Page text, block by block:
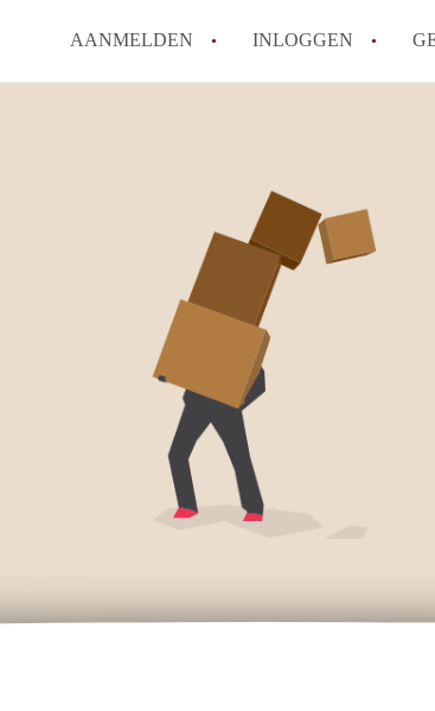
AANMELDEN INLOGGEN
Wat is het
Hoeveel